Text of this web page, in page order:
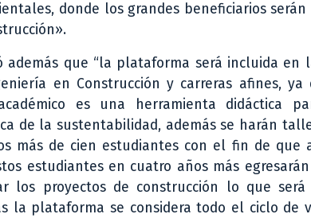
donde los grandes beneficiarios
además que “la plataforma será incluida en
en Construcción y carreras afines,
es una herramienta didáctica
de la sustentabilidad, además se harán
más de cien estudiantes con el fin de que
estudiantes en cuatro años más
los proyectos de construcción lo que
la plataforma se considera todo el ciclo de